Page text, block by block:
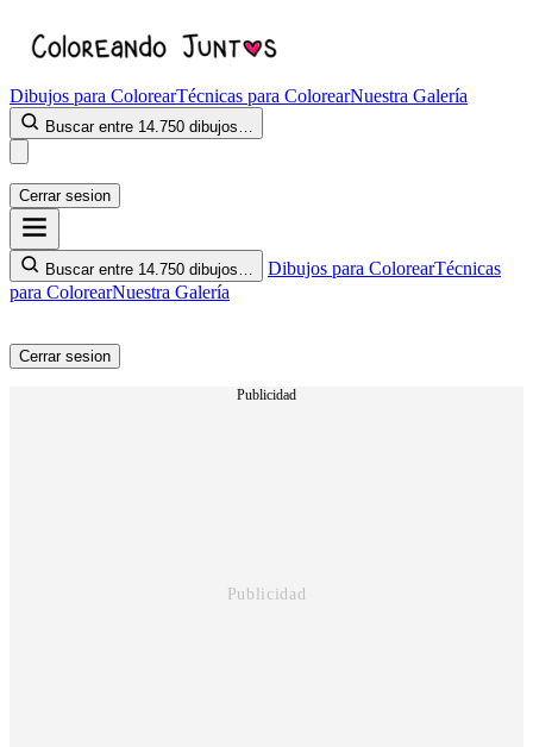
Dibujos para ColorearTécnicas para ColorearNuestra Galería
Buscar entre 14.750 dibujos…
Cerrar sesion
Buscar entre 14.750 dibujos… Dibujos para ColorearTécnicas
para ColorearNuestra Galería
Cerrar sesion
Publicidad